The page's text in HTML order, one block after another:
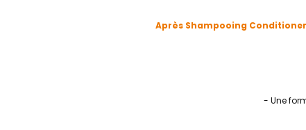
Après Shampooing
- Une